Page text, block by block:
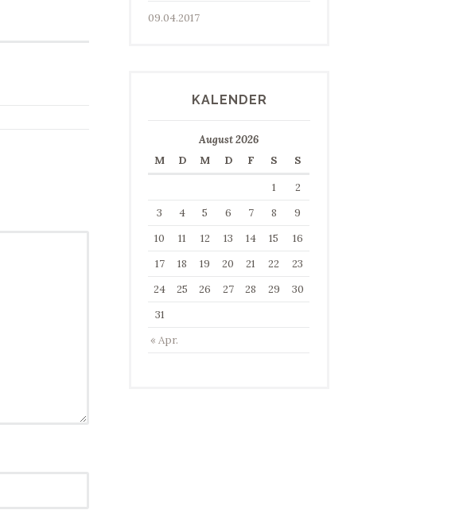
09.04.2017
KALENDER
August 2026
M
D M D F S S
« Apr.
1
2
3
4 5 6 7 8
9
10
11 12 13 14 15
16
17
18 19 20 21 22
23
24
25 26 27 28 29
30
31